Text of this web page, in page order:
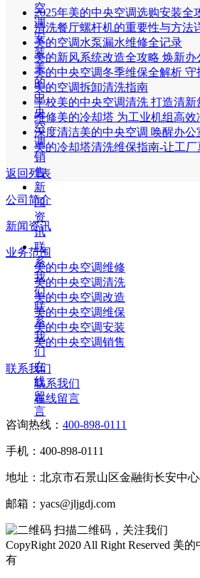
空
调
安
装
美
的
中
央
空
调
销
售
新
闻
资
讯
联
系
我
们
联
系
我
们
在
线
留
言
2025年美的中央空调选购安装全
清洗餐厅螺杆机的重要性与方法
美的空调水泵漏水维修全记录
美的新风系统改造全攻略 焕新办
美的中央空调冬季维保全解析 守
美的空调拆卸清洗指南
学校美的中央空调清洗 打造清新
维修美的冷却塔 为工业机组高效
深度清洁美的中央空调 唤醒办公
美的冷却塔清洗维保指南-让工
返回列表
公司简介
新闻资讯
业务范围
美的中央空调维修
美的中央空调清洗
美的中央空调改造
美的中央空调维保
美的中央空调安装
美的中央空调销售
联系我们
联系我们
在线留言
咨询热线： 400-898-0111
手机：400-898-0111
地址：北京市石景山区金融街长安中
邮箱：yacs@jljgdj.com
扫描二维码，关注我们
CopyRight 2020 All Right Reserved 美
有